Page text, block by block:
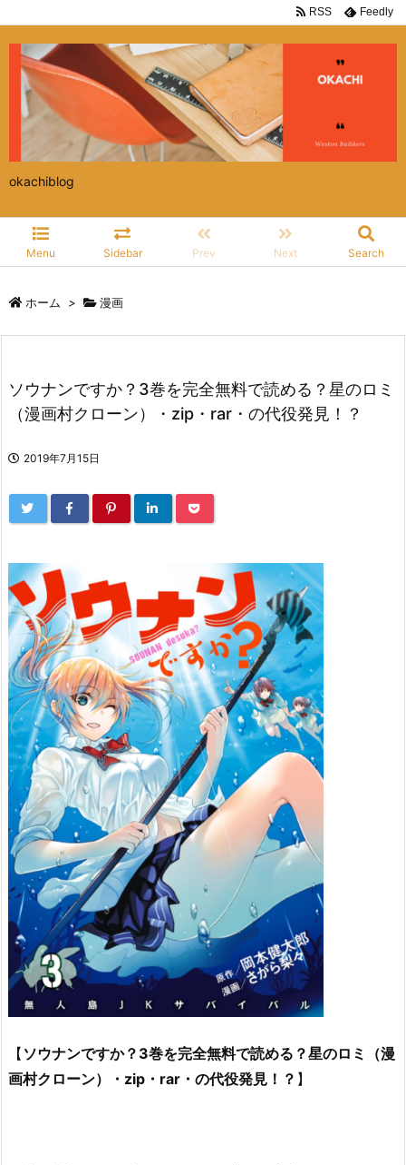
okachiblog
Menu Sidebar Prev Next Search
RSS Feedly
ホーム > 漫画
ソウナンですか？3巻を完全無料で読める？星のロミ
（漫画村クローン）・zip・rar・の代役発見！？
2019年7月15日
【 ソウナンですか？3巻を完全無料で読める？星のロミ（漫
画村クローン）・zip・rar・の代役発見！？ 】